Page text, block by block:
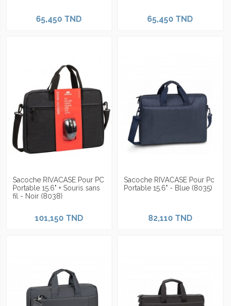
65,450 TND 65,450 TND
Sacoche RIVACASE Pour PC
Portable 15.6" + Souris sans
fil - Noir (8038)
101,150 TND
Sacoche RIVACASE Pour Pc
Portable 15.6" - Blue (8035)
82,110 TND